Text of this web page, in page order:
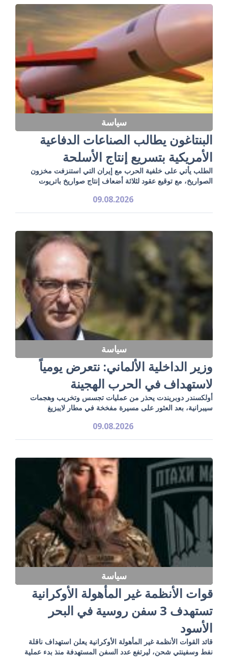
سياسة
البنتاغون يطالب الصناعات الدفاعية
الأمريكية بتسريع إنتاج الأسلحة
الطلب يأتي على خلفية الحرب مع إيران التي استنزفت مخزون
الصواريخ، مع توقيع عقود لثلاثة أضعاف إنتاج صواريخ باتريوت
09.08.2026
سياسة
وزير الداخلية الألماني: نتعرض يومياً
لاستهداف في الحرب الهجينة
أولكسندر دوبريندت يحذر من عمليات تجسس وتخريب وهجمات
سيبرانية، بعد العثور على مسيرة مفخخة في مطار لايبزيغ
09.08.2026
سياسة
قوات الأنظمة غير المأهولة الأوكرانية
تستهدف 3 سفن روسية في البحر
الأسود
قائد القوات الأنظمة غير المأهولة الأوكرانية يعلن استهداف ناقلة
نفط وسفينتي شحن، ليرتفع عدد السفن المستهدفة منذ بدء عملية